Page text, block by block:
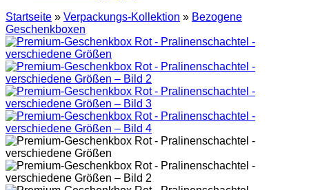
Startseite » Verpackungs-Kollektion » Bezogene
Geschenkboxen